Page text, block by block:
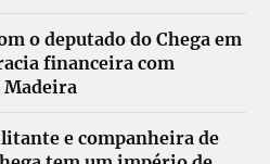
o deputado do Chega em
financeira com
Madeira
e companheira de